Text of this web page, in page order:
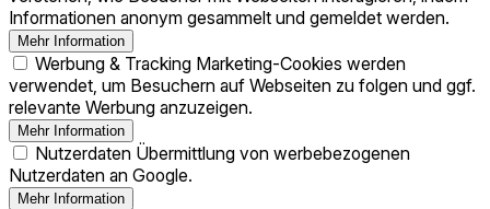
Informationen anonym gesammelt und gemeldet werden.
Mehr Information
Werbung & Tracking Marketing-Cookies werden
verwendet, um Besuchern auf Webseiten zu folgen und ggf.
relevante Werbung anzuzeigen.
Mehr Information
Nutzerdaten Übermittlung von werbebezogenen
Nutzerdaten an Google.
Mehr Information